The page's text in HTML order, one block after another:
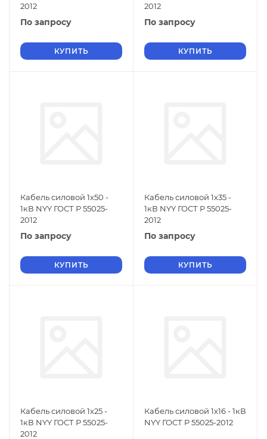
2012
По запросу
КУПИТЬ
2012
По запросу
КУПИТЬ
Кабель силовой 1х50 -
1кВ NYY ГОСТ Р 55025-
2012
По запросу
КУПИТЬ
Кабель силовой 1х35 -
1кВ NYY ГОСТ Р 55025-
2012
По запросу
КУПИТЬ
Кабель силовой 1х25 -
1кВ NYY ГОСТ Р 55025-
2012
Кабель силовой 1х16 - 1кВ
NYY ГОСТ Р 55025-2012